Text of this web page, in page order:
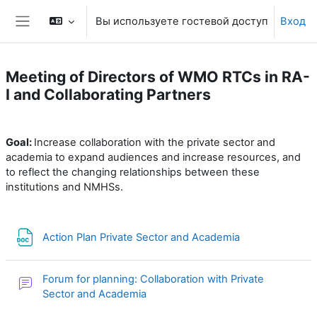
Перейти к основному содержанию
Боковая панель
Вы используете гостевой доступ Вход
Meeting of Directors of WMO RTCs in RA-
I and Collaborating Partners
Goal: Increase collaboration with the private sector and
academia to expand audiences and increase resources, and
to reflect the changing relationships between these
institutions and NMHSs.
Action Plan Private Sector and Academia
Forum for planning: Collaboration with Private
Sector and Academia